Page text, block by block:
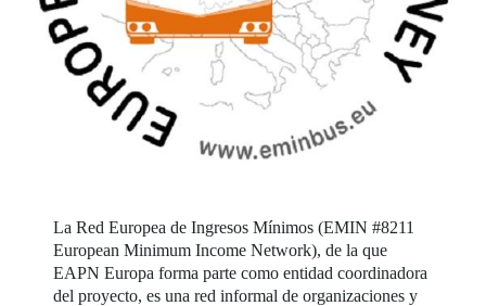
La Red Europea de Ingresos Mínimos (EMIN #8211
European Minimum Income Network), de la que
EAPN Europa forma parte como entidad coordinadora
del proyecto, es una red informal de organizaciones y